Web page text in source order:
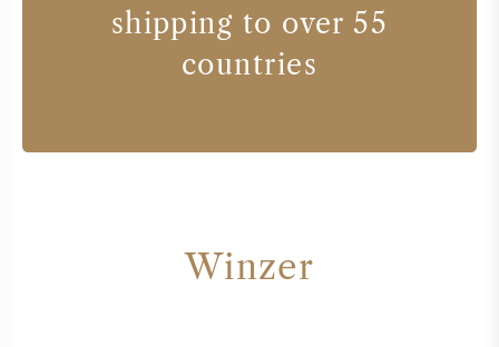
shipping to over 55
countries
Winzer